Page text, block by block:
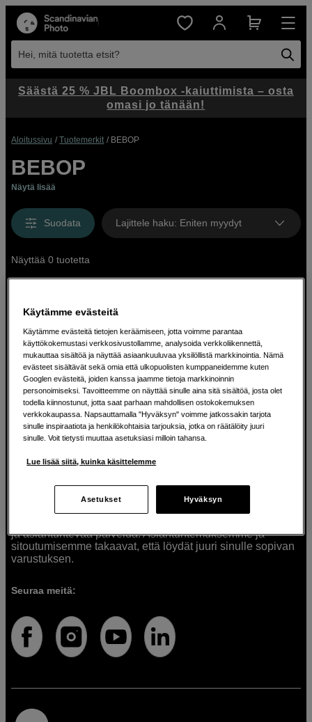
Hei, mitä tuotetta etsit?
Aloitussivu Tuotemerkit BEBOP
BEBOP
Näytä lisää
Suodata Lajittele haku: Eniten myydyt
Näyttää 0 tuotetta
Ratkaisuja luoville ihmisille jo vuodesta
1982
Olemme Scandinavian Photolla jo yli 40 vuoden ajan
auttaneet luovia ihmisiä toteuttamaan visioitaan.
Tarjoamme inspiraatiota, asiantuntemusta ja tuotteita
muun muassa valokuvauksen, äänen, videokuvauksen ja
musiikin ja taiteen harrastajia. Oikeilla työkaluilla ideat
muuttuvat todellisuudeksi. Autamme sinua valitsemaan
ja asiantuntevaa palvelua. Asiantuntemuksemme ja
sitoutumisemme takaavat, että löydät juuri sinulle sopivan
varustuksen.
Seuraa meitä:
Säästä 25 % JBL Boombox -kaiuttimista – osta
omasi jo tänään!
Käytämme evästeitä
Käytämme evästeitä tietojen keräämiseen, jotta voimme parantaa
käyttökokemustasi verkkosivustollamme, analysoida verkkoliikennettä,
mukauttaa sisältöä ja näyttää asiaankuuluvaa yksilöllistä markkinointia. Nämä
evästeet sisältävät sekä omia että ulkopuolisten kumppaneidemme kuten
Googlen evästeitä, joiden kanssa jaamme tietoja markkinoinnin
personoimiseksi. Tavoitteemme on näyttää sinulle aina sitä sisältöä, josta olet
todella kiinnostunut, jotta saat parhaan mahdollisen ostokokemuksen
verkkokaupassa. Napsauttamalla "Hyväksyn" voimme jatkossakin tarjota
sinulle inspiraatiota ja henkilökohtaisia tarjouksia, jotka on räätälöity juuri
sinulle. Voit tietysti muuttaa asetuksiasi milloin tahansa.
Lue lisää siitä, kuinka käsittelemme
Asetukset Hyväksyn